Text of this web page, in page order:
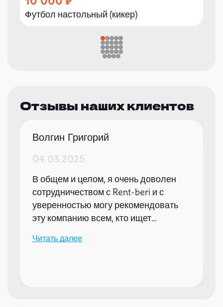
Футбол настольный (кикер)
Отзывы наших клиентов
Волгин Григорий
04.03.2025
В общем и целом, я очень доволен
сотрудничеством с Rent-beri и с
уверенностью могу рекомендовать
эту компанию всем, кто ищет
мероприятий.
Читать далее